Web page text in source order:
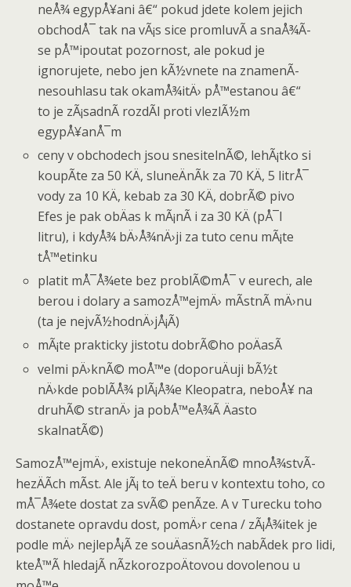
neÅ¾ egypÅ¥ani â€“ pokud jdete kolem jejich
obchodÅ¯ tak na vÃ¡s sice promluvÃ­ a snaÅ¾Ã­
se pÅ™ipoutat pozornost, ale pokud je
ignorujete, nebo jen kÃ½vnete na znamenÃ­
nesouhlasu tak okamÅ¾itÄ› pÅ™estanou â€“
to je zÃ¡sadnÃ­ rozdÃ­l proti vlezlÃ½m
egypÅ¥anÅ¯m
ceny v obchodech jsou snesitelnÃ©, lehÃ¡tko si
koupÃ­te za 50 KÄ, sluneÄnÃ­k za 70 KÄ, 5 litrÅ¯
vody za 10 KÄ, kebab za 30 KÄ, dobrÃ© pivo
Efes je pak obÄas k mÃ¡nÃ­ i za 30 KÄ (pÅ¯l
litru), i kdyÅ¾ bÄ›Å¾nÄ›ji za tuto cenu mÃ¡te
tÅ™etinku
platit mÅ¯Å¾ete bez problÃ©mÅ¯ v eurech, ale
berou i dolary a samozÅ™ejmÄ› mÃ­stnÃ­ mÄ›nu
(ta je nejvÃ½hodnÄ›jÅ¡Ã­)
mÃ¡te prakticky jistotu dobrÃ©ho poÄasÃ­
velmi pÄ›knÃ© moÅ™e (doporuÄuji bÃ½t
nÄ›kde poblÃ­Å¾ plÃ¡Å¾e Kleopatra, neboÅ¥ na
druhÃ© stranÄ› ja pobÅ™eÅ¾Ã­ Äasto
skalnatÃ©)
SamozÅ™ejmÄ›, existuje nekoneÄnÃ© mnoÅ¾stvÃ­
hezÄÃ­ch mÃ­st. Ale jÃ¡ to teÄ beru v kontextu toho, co
mÅ¯Å¾ete dostat za svÃ© penÃ­ze. A v Turecku toho
dostanete opravdu dost, pomÄ›r cena / zÃ¡Å¾itek je
podle mÄ› nejlepÅ¡Ã­ ze souÄasnÃ½ch nabÃ­dek pro lidi,
kteÅ™Ã­ hledajÃ­ nÃ­zkorozpoÄtovou dovolenou u